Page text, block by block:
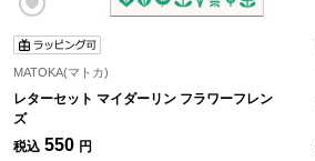
MATOKA(マトカ)
レターセット マイダーリン フラワーフレン
ズ
税込 550 円